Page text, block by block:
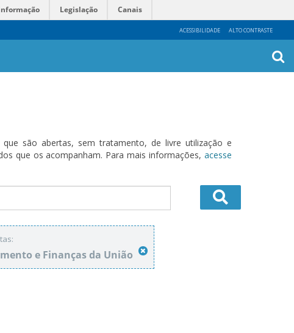
ACESSIBILIDADE ALTO CONTRASTE
Legislação Canais
são abertas, sem tratamento, de livre utilização e
que os acompanham. Para mais informações, acesse
e Finanças da União